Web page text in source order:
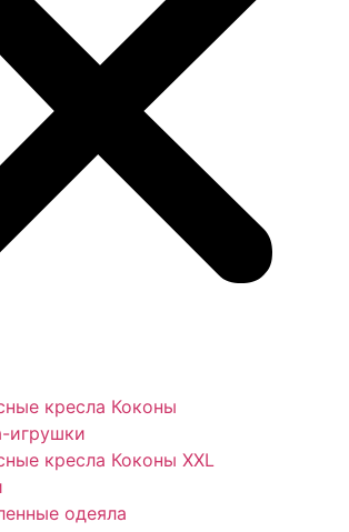
кресла Коконы
игрушки
кресла Коконы XXL
одеяла